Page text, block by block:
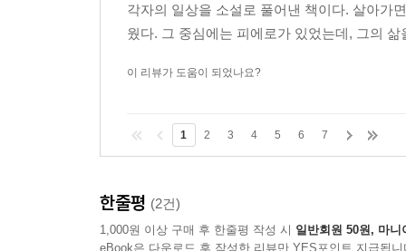
각자의 일상을 소설로 풀어낸 책이다. 살아가
웠다. 그 중심에는 피에로가 있었는데, 그의
이 리뷰가 도움이 되었나요?
1 2 3 4 5 6 7
한줄평 (2건)
1,000원 이상 구매 후 한줄평 작성 시 일반회원 50원, 마니
eBook은 다운로드 후 작성한 리뷰만 YES포인트 지급됩니